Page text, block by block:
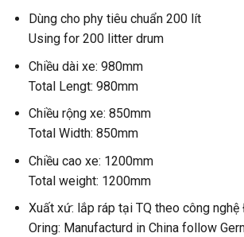
Dùng cho phy tiêu chuẩn 200 lít
Using for 200 litter drum
Chiều dài xe: 980mm
Total Lengt: 980mm
Chiều rộng xe: 850mm
Total Width: 850mm
Chiều cao xe: 1200mm
Total weight: 1200mm
Xuất xứ: lắp ráp tại TQ theo công
Oring: Manufacturd in China follow